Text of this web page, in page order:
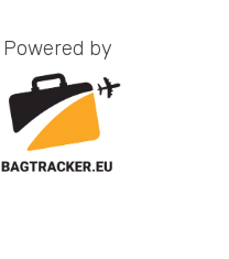
Powered by